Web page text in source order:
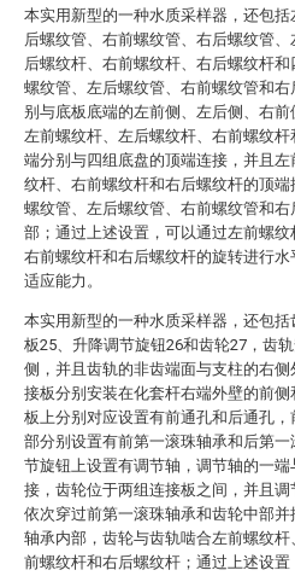
本实用新型的一种水质采样器，还包
后螺纹管、右前螺纹管、右后螺纹管
后螺纹杆、右前螺纹杆、右后螺纹杆
螺纹管、左后螺纹管、右前螺纹管和右
别与底板底端的左前侧、左后侧、右前
左前螺纹杆、左后螺纹杆、右前螺纹
端分别与四组底盘的顶端连接，并且左
纹杆、右前螺纹杆和右后螺纹杆的顶
螺纹管、左后螺纹管、右前螺纹管和右
部；通过上述设置，可以通过左前螺纹
右前螺纹杆和右后螺纹杆的旋转进行
适应能力。
本实用新型的一种水质采样器，还包
板25、升降调节旋钮26和齿轮27，齿
侧，并且齿轨的非齿端面与支柱的右
接板分别安装在化套杆右端外壁的前
板上分别对应设置有前通孔和后通孔，
部分别设置有前第一滚珠轴承和后第一
节旋钮上设置有调节轴，调节轴的一
接，齿轮位于两组连接板之间，并且调
依次穿过前第一滚珠轴承和齿轮中部
轴承内部，齿轮与齿轨啮合左前螺纹
前螺纹杆和右后螺纹杆；通过上述设